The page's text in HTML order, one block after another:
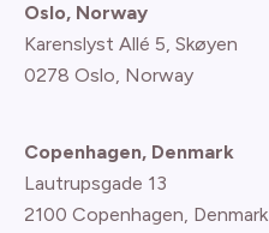
Oslo, Norway
Karenslyst Allé 5, Skøyen
0278 Oslo, Norway
Copenhagen, Denmark
Lautrupsgade 13
2100 Copenhagen, Denmark